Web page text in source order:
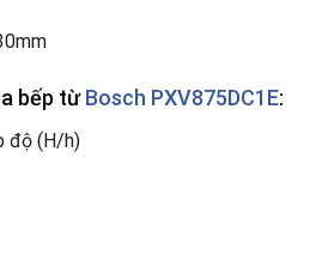
bếp từBosch PXV875DC1E:
độ (H/h)